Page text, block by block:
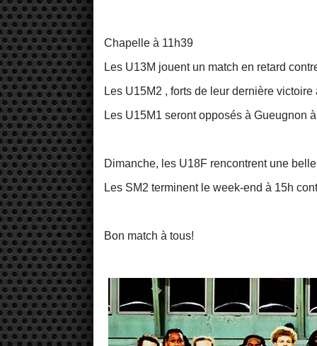
Chapelle à 11h39
Les U13M jouent un match en retard
Les U15M2 , forts de leur dernière
Les U15M1 seront opposés à Gueugnon
Dimanche, les U18F rencontrent une
Les SM2 terminent le week-end à 15h
Bon match à tous!